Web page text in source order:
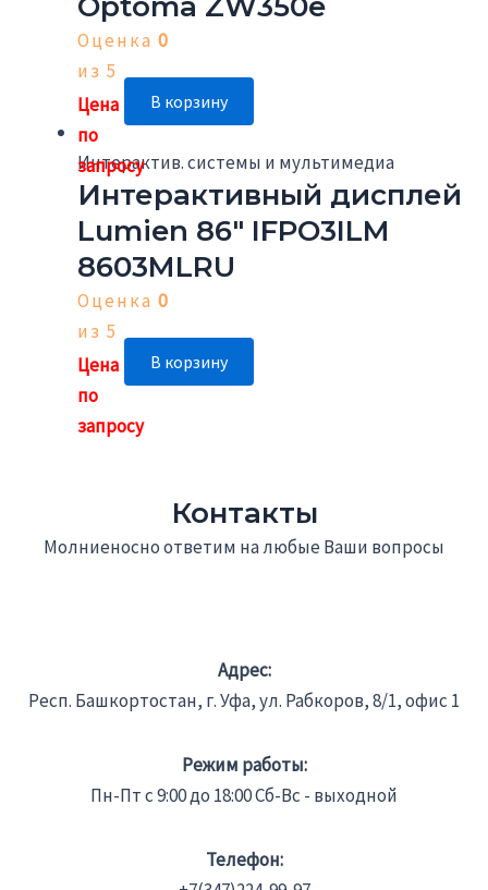
Оценка 0
из 5
В корзину
Интерактив. системы и мультимедиа
Интерактивный дисплей
Lumien 86″ IFPO3ILM
8603MLRU
Оценка 0
из 5
В корзину
Контакты
Молниеносно ответим на любые Ваши вопросы
Адрес:
Респ. Башкортостан, г. Уфа, ул. Рабкоров, 8/1, офис 1
Режим работы:
Пн-Пт с 9:00 до 18:00 Сб-Вс - выходной
Телефон: